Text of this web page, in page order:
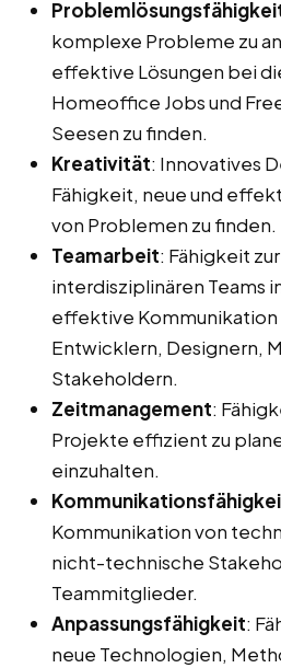
komplexe Probleme zu
effektive Lösungen bei
Homeoffice Jobs und
Seesen zu finden.
Kreativität: Innovatives
Fähigkeit, neue und
von Problemen zu finden.
Teamarbeit: Fähigkeit
interdisziplinären Teams
effektive Kommunikation
Entwicklern, Designern,
Stakeholdern.
Zeitmanagement:
Projekte effizient zu
einzuhalten.
Kommunikation von
nicht-technische
Teammitglieder.
Anpassungsfähigkeit:
neue Technologien,